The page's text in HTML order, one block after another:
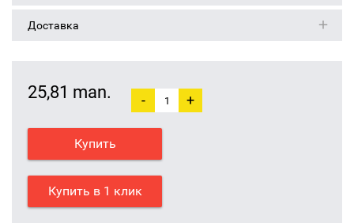
Доставка
25,81 man. - +
Купить
Купить в 1 клик